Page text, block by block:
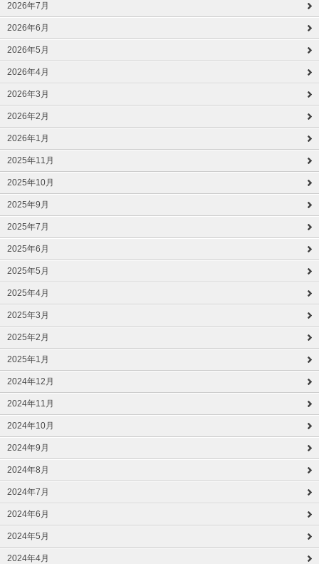
2026年7月
2026年6月
2026年5月
2026年4月
2026年3月
2026年2月
2026年1月
2025年11月
2025年10月
2025年9月
2025年7月
2025年6月
2025年5月
2025年4月
2025年3月
2025年2月
2025年1月
2024年12月
2024年11月
2024年10月
2024年9月
2024年8月
2024年7月
2024年6月
2024年5月
2024年4月